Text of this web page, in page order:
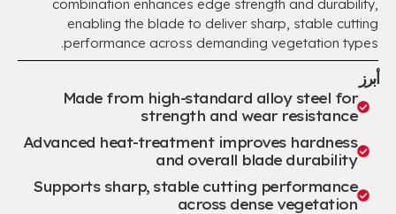
combination enhances edge strength and durability
enabling the blade to deliver sharp ,stable cutting
performance across demanding vegetation types
.
أبرز
Made from high-standard alloy steel for
strength and wear resistance
Advanced heat-treatment improves hardness
and overall blade durability
Supports sharp ,stable cutting performance
across dense vegetation